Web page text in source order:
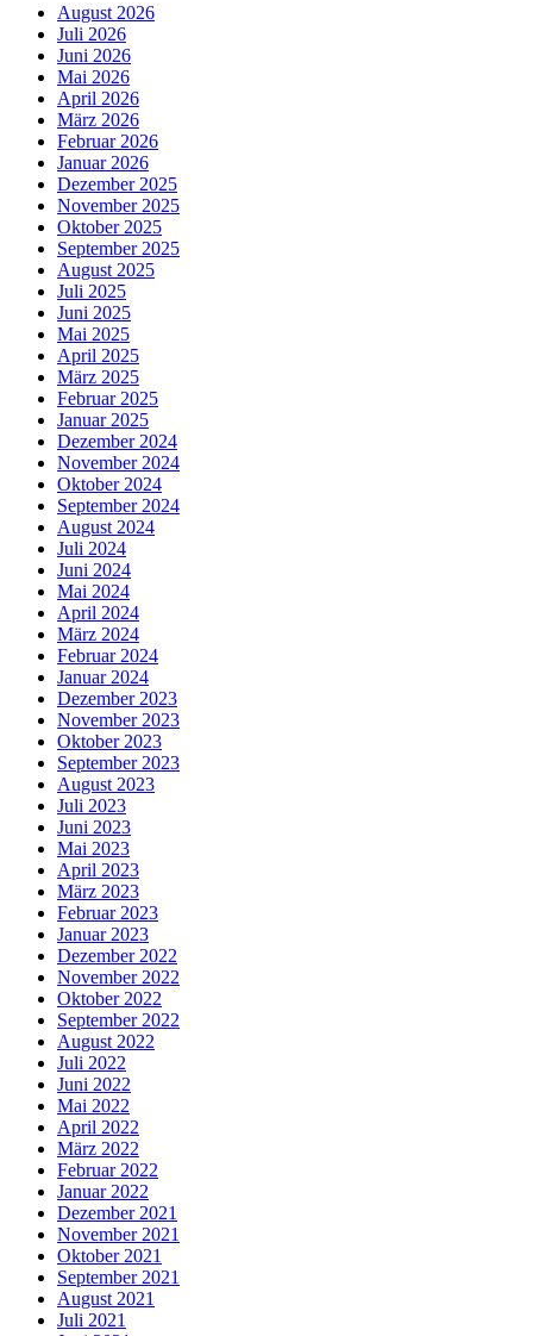
August 2026
Juli 2026
Juni 2026
Mai 2026
April 2026
März 2026
Februar 2026
Januar 2026
Dezember 2025
November 2025
Oktober 2025
September 2025
August 2025
Juli 2025
Juni 2025
Mai 2025
April 2025
März 2025
Februar 2025
Januar 2025
Dezember 2024
November 2024
Oktober 2024
September 2024
August 2024
Juli 2024
Juni 2024
Mai 2024
April 2024
März 2024
Februar 2024
Januar 2024
Dezember 2023
November 2023
Oktober 2023
September 2023
August 2023
Juli 2023
Juni 2023
Mai 2023
April 2023
März 2023
Februar 2023
Januar 2023
Dezember 2022
November 2022
Oktober 2022
September 2022
August 2022
Juli 2022
Juni 2022
Mai 2022
April 2022
März 2022
Februar 2022
Januar 2022
Dezember 2021
November 2021
Oktober 2021
September 2021
August 2021
Juli 2021